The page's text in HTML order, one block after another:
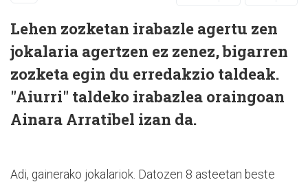
Lehen zozketan irabazle agertu zen
jokalaria agertzen ez zenez, bigarren
zozketa egin du erredakzio taldeak.
"Aiurri" taldeko irabazlea oraingoan
Ainara Arratibel izan da.
Adi, gainerako jokalariok. Datozen 8 asteetan beste